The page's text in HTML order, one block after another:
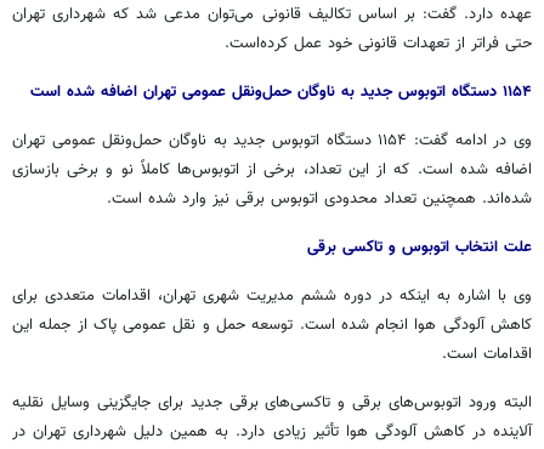
عهده دارد. گفت: بر اساس تکالیف قانونی می‌توان مدعی شد که شهرداری تهران
حتی فراتر از تعهدات قانونی خود عمل کرده‌است.
۱۱۵۴ دستگاه اتوبوس جدید به ناوگان حمل‌ونقل عمومی تهران اضافه شده است
وی در ادامه گفت: ۱۱۵۴ دستگاه اتوبوس جدید به ناوگان حمل‌ونقل عمومی تهران
اضافه شده است. که از این تعداد، برخی از اتوبوس‌ها کاملاً نو و برخی بازسازی
شده‌اند. همچنین تعداد محدودی اتوبوس برقی نیز وارد شده است.
علت انتخاب اتوبوس و تاکسی برقی
وی با اشاره به اینکه در دوره ششم مدیریت شهری تهران، اقدامات متعددی برای
کاهش آلودگی هوا انجام شده است. توسعه حمل و نقل عمومی پاک از جمله این
اقدامات است.
البته ورود اتوبوس‌های برقی و تاکسی‌های برقی جدید برای جایگزینی وسایل نقلیه
آلاینده در کاهش آلودگی هوا تأثیر زیادی دارد. به همین دلیل شهرداری تهران در